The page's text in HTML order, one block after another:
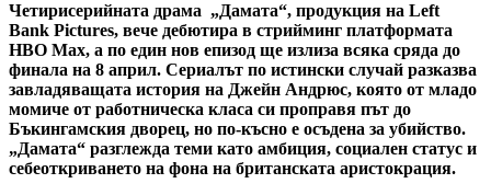
Четирисерийната драма „Дамата“, продукция на Left
Bank Pictures, вече дебютира в стрийминг платформата
HBO Max, а по един нов епизод ще излиза всяка сряда до
финала на 8 април. Сериалът по истински случай разказва
завладяващата история на Джейн Андрюс, която от младо
момиче от работническа класа си проправя път до
Бъкингамския дворец, но по-късно е осъдена за убийство.
„Дамата“ разглежда теми като амбиция, социален статус и
себеоткриването на фона на британската аристокрация.